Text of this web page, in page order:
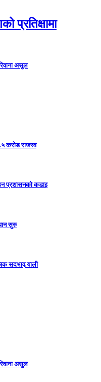
प्रतिक्षामा
असुल
करोड राजस्व
प्रशासनको कडाइ
सुरु
सदभाव र्‍याली
असुल